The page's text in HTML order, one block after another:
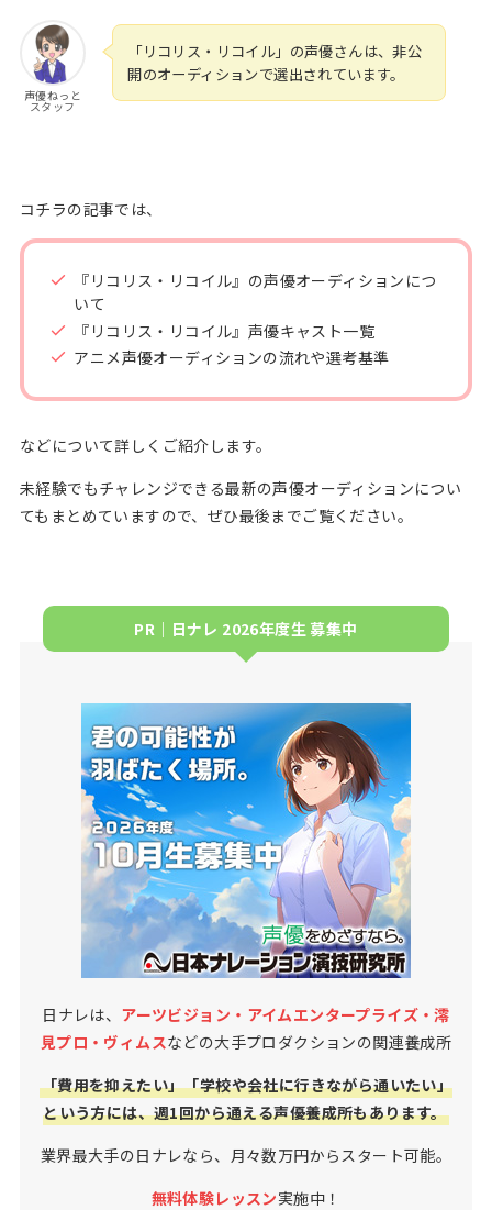
声優ねっと
スタッフ
「リコリス・リコイル」の声優さんは、非公
開のオーディションで選出されています。
コチラの記事では、
『リコリス・リコイル』の声優オーディションにつ
いて
『リコリス・リコイル』声優キャスト一覧
アニメ声優オーディションの流れや選考基準
などについて詳しくご紹介します。
未経験でもチャレンジできる最新の声優オーディションについ
てもまとめていますので、ぜひ最後までご覧ください。
PR｜日ナレ 2026年度生 募集中
日ナレは、 アーツビジョン・アイムエンタープライズ・澪
見プロ・ヴィムスなどの大手プロダクションの関連養成所
「費用を抑えたい」「学校や会社に行きながら通いたい」
という方には、週1回から通える声優養成所もあります。
業界最大手の日ナレなら、月々数万円からスタート可能。
無料体験レッスン実施中！